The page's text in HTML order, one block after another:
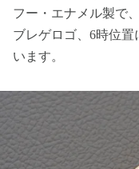
フー・エナメル製で
ブレゲロゴ、6時位
います。